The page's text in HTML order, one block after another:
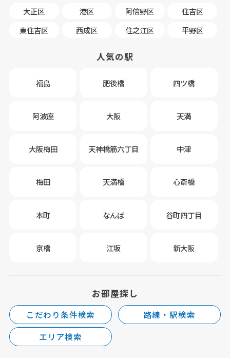
大正区
港区 阿倍野区
住吉区
東住吉区
西成区 住之江区 平野区
人気の駅
福島 肥後橋 四ツ橋
阿波座 大阪 天満
大阪梅田 天神橋筋六丁目 中津
梅田 天満橋 心斎橋
本町 なんば 谷町四丁目
京橋 江坂 新大阪
お部屋探し
こだわり条件検索
路線・駅検索
エリア検索